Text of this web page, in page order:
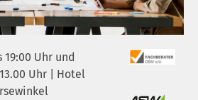
19:00 Uhr und
Uhr | Hotel